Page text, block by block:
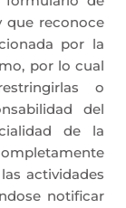
que reconoce
por la
por lo cual
o
del
de la
actividades
notificar